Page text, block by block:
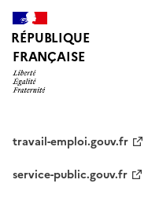
RÉPUBLIQUE
FRANÇAISE
travail-emploi.gouv.fr
service-public.gouv.fr